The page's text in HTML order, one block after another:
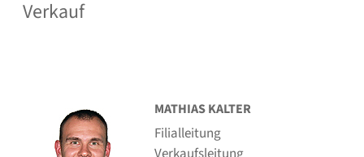
Verkauf
MATHIAS KALTER
Filialleitung